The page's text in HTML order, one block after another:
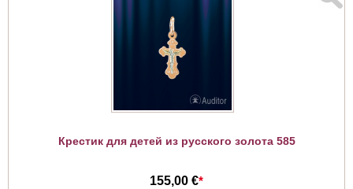
Крестик для детей из русского золота 585
155,00 €*